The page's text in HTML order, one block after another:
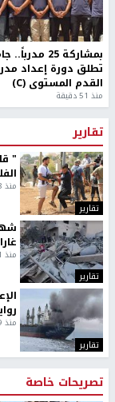
بمشاركة 25
تطلق دورة إعداد
القدم المستوى (C)
منذ 51 دقيقة
تقارير
تقارير
"
منذ 8 ثواني
تقارير
منذ 11 ثانية
تقارير
منذ 9 ثواني
تصريحات خاصة